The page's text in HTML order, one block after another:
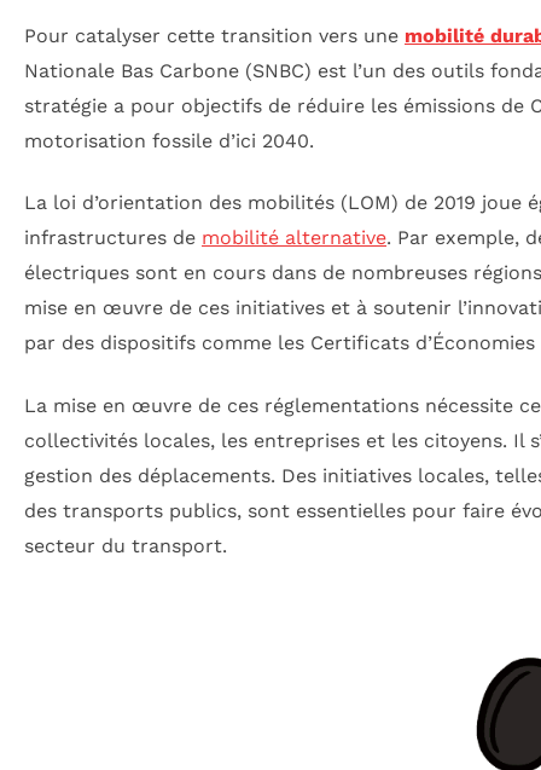
Pour catalyser cette transition vers une mobilité
Nationale Bas Carbone (SNBC) est l’un des outils
stratégie a pour objectifs de réduire les émissions de
motorisation fossile d’ici 2040.
La loi d’orientation des mobilités (LOM) de 2019
infrastructures de mobilité alternative. Par exemple,
électriques sont en cours dans de nombreuses
mise en œuvre de ces initiatives et à soutenir
par des dispositifs comme les Certificats
La mise en œuvre de ces réglementations nécessite
collectivités locales, les entreprises et les citoyens. Il
gestion des déplacements. Des initiatives locales,
des transports publics, sont essentielles pour faire
secteur du transport.